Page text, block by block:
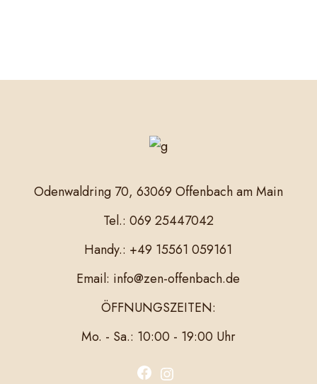
Odenwaldring 70, 63069 Offenbach am Main
Tel.: 069 25447042
Handy.: +49 15561 059161
Email: info@zen-offenbach.de
ÖFFNUNGSZEITEN:
Mo. - Sa.: 10:00 - 19:00 Uhr